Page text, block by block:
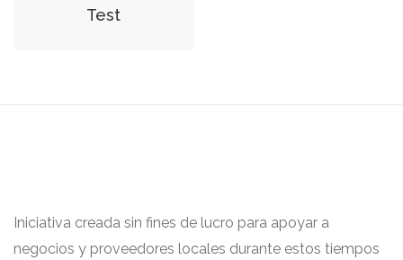
Test
Iniciativa creada sin fines de lucro para apoyar a
negocios y proveedores locales durante estos tiempos